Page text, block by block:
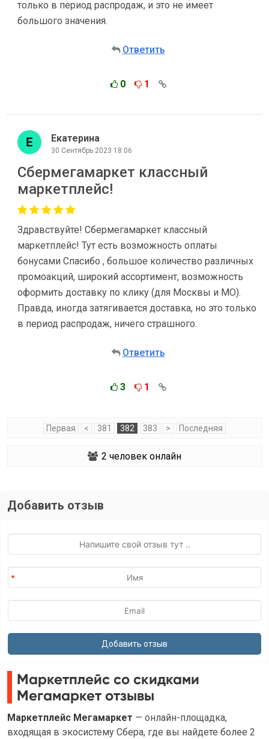
только в период распродаж, и это не имеет
большого значения.
Ответить
0 1
Екатерина
30 Сентябрь 2023 18:06
Сбермегамаркет классный
маркетплейс!
Здравствуйте! Сбермегамаркет классный
маркетплейс! Тут есть возможность оплаты
бонусами Спасибо , большое количество различных
промоакций, широкий ассортимент, возможность
оформить доставку по клику (для Москвы и МО).
Правда, иногда затягивается доставка, но это только
в период распродаж, ничего страшного.
Ответить
3 1
Первая < 381 382 383 > Последняя
2 человек онлайн
Добавить отзыв
Маркетплейс со скидками
Мегамаркет отзывы
Маркетплейс Мегамаркет — онлайн-площадка,
входящая в экосистему Сбера, где вы найдете более 2